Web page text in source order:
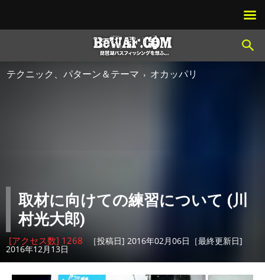
テクニック、パターン＆テーマ オカッパリ
取材に向けての練習について (川
村光大郎)
[アクセス数] 1268 ［投稿日] 2016年02月06日［最終更新日]
2016年12月13日